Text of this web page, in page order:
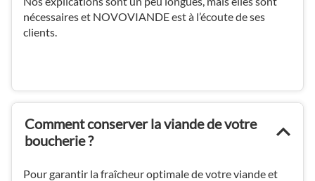
nécessaires et NOVOVIANDE est à l’écoute de ses
clients.
Comment conserver la viande de votre
boucherie ?
Pour garantir la fraîcheur optimale de votre viande et